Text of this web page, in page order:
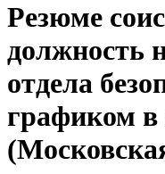
Резюме
должность
отдела
графиком